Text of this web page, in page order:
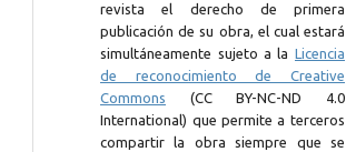
revista el derecho de primera
publicación de su obra, el cual estará
simultáneamente sujeto a la Licencia
de reconocimiento de Creative
Commons (CC BY-NC-ND 4.0
International) que permite a terceros
compartir la obra siempre que se